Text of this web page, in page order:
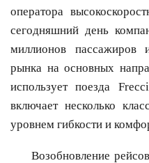
оператора
сегодняшний день
миллионов пассажиров
рынка на основных
использует поезда
включает несколько
уровнем гибкости и
Возобновление